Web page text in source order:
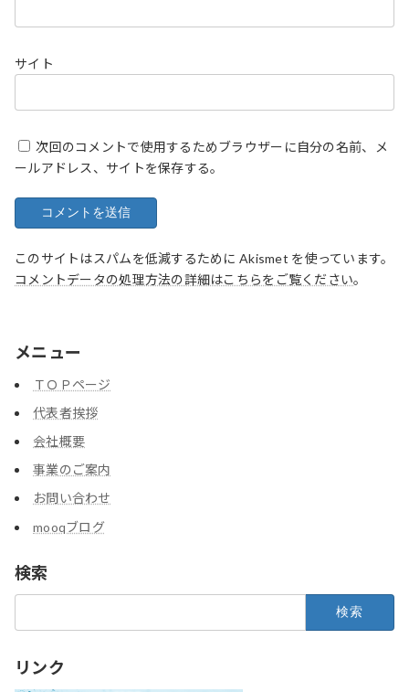
サイト
次回のコメントで使用するためブラウザーに自分の名前、メ
ールアドレス、サイトを保存する。
このサイトはスパムを低減するために Akismet を使っています。
コメントデータの処理方法の詳細はこちらをご覧ください。
メニュー
ＴＯＰページ
代表者挨拶
会社概要
事業のご案内
お問い合わせ
mooqブログ
検索
リンク